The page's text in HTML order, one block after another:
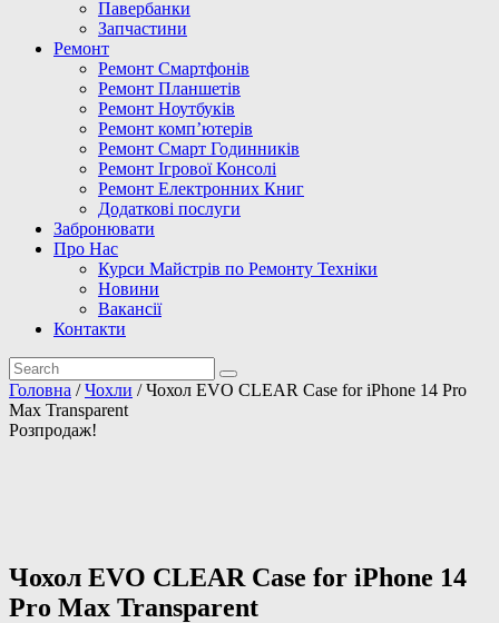
Павербанки
Запчастини
Ремонт
Ремонт Смартфонів
Ремонт Планшетів
Ремонт Ноутбуків
Ремонт комп’ютерів
Ремонт Смарт Годинників
Ремонт Ігрової Консолі
Ремонт Електронних Книг
Додаткові послуги
Забронювати
Про Нас
Курси Майстрів по Ремонту Техніки
Новини
Вакансії
Контакти
Головна /Чохли / Чохол EVO CLEAR Case for iPhone 14 Pro
Max Transparent
Розпродаж!
Чохол EVO CLEAR Case for iPhone 14
Pro Max Transparent